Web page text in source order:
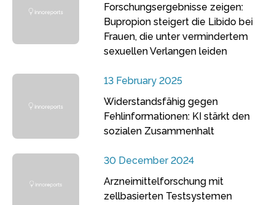
Forschungsergebnisse zeigen:
Bupropion steigert die Libido bei
Frauen, die unter vermindertem
sexuellen Verlangen leiden
13 February 2025
Widerstandsfähig gegen
Fehlinformationen: KI stärkt den
sozialen Zusammenhalt
30 December 2024
Arzneimittelforschung mit
zellbasierten Testsystemen